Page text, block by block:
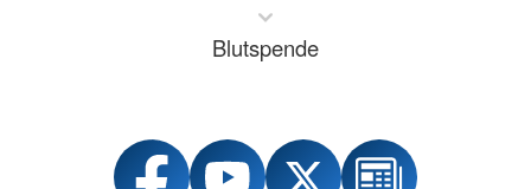
Blutspende